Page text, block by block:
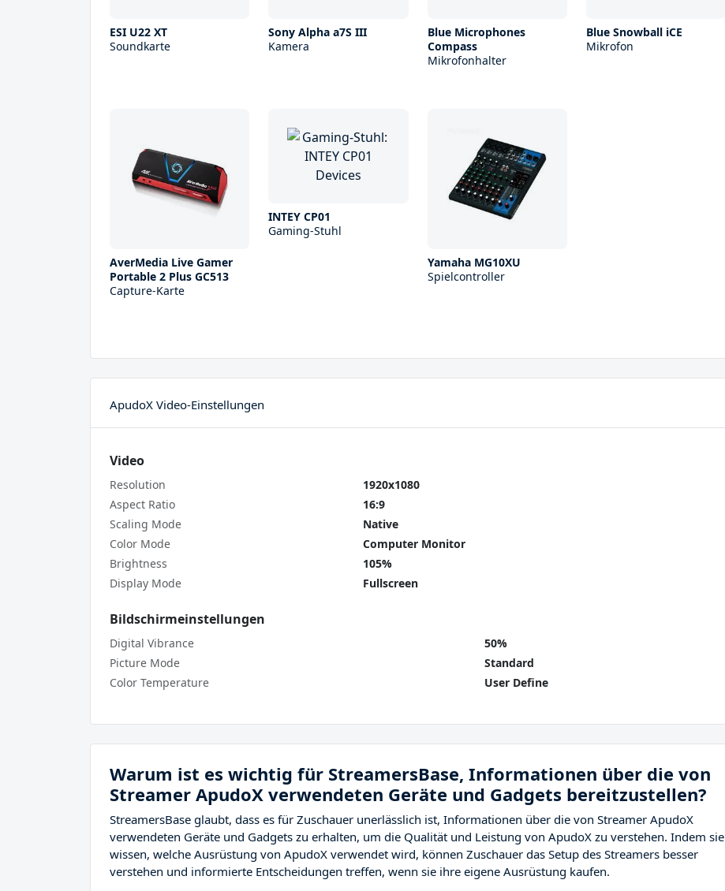
ESI U22 XT
Soundkarte
Sony Alpha a7S III
Kamera
Blue Microphones
Compass
Mikrofonhalter
Blue Snowball iCE
Mikrofon
AverMedia Live Gamer
Portable 2 Plus GC513
Capture-Karte
INTEY CP01
Gaming-Stuhl
Yamaha MG10XU
Spielcontroller
ApudoX Video-Einstellungen
Video
Resolution
1920x1080
Aspect Ratio
16:9
Scaling Mode
Native
Color Mode
Computer Monitor
Brightness
105%
Display Mode
Fullscreen
Bildschirmeinstellungen
Digital Vibrance
50%
Picture Mode
Standard
Color Temperature
User Define
Warum ist es wichtig für StreamersBase, Informationen über die von
Streamer ApudoX verwendeten Geräte und Gadgets bereitzustellen?
StreamersBase glaubt, dass es für Zuschauer unerlässlich ist, Informationen über die von Streamer ApudoX
verwendeten Geräte und Gadgets zu erhalten, um die Qualität und Leistung von ApudoX zu verstehen. Indem sie
wissen, welche Ausrüstung von ApudoX verwendet wird, können Zuschauer das Setup des Streamers besser
verstehen und informierte Entscheidungen treffen, wenn sie ihre eigene Ausrüstung kaufen.